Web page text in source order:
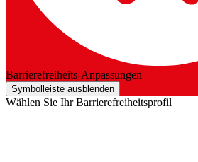
Barrierefreiheits-Anpassungen
Symbolleiste ausblenden
Wählen Sie Ihr Barrierefreiheitsprofil